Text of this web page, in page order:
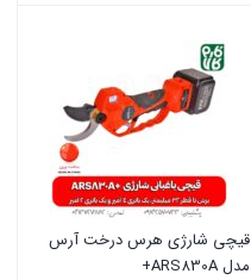
قیچی شارژی هرس درخت آرس
مدل ARS830A+